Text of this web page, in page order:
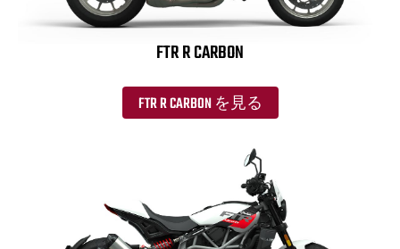
FTR R CARBON
FTR R CARBON を見る